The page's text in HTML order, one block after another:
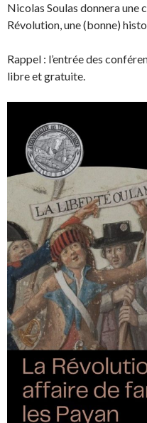
Nicolas Soulas donnera une
Révolution, une (bonne)
Rappel : l’entrée des
libre et gratuite.